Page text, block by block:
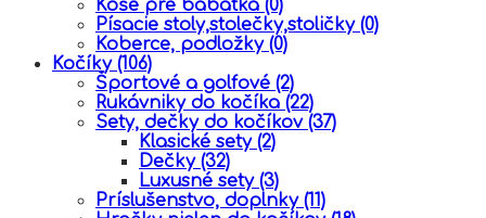
Koše pre bábätká (0)
Písacie stoly,stolečky,stoličky (0)
Koberce, podložky (0)
Kočíky (106)
Športové a golfové (2)
Rukávniky do kočíka (22)
Sety, dečky do kočíkov (37)
Klasické sety (2)
Dečky (32)
Luxusné sety (3)
Príslušenstvo, doplnky (11)